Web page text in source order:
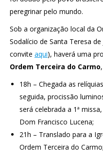
peregrinar pelo mundo.
Sob a organização local da
Sodalício de Santa Teresa
convite aqui), haverá uma
Ordem Terceira do Carmo
18h – Chegada as
seguida, procissão
será celebrada a 1ª
Dom Francisco Lucena;
21h – Translado para a
Ordem Terceira do Carmo;